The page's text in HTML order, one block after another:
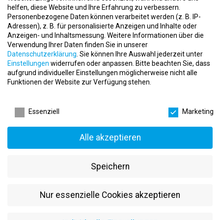
apartmentEMS-Lounge GmbH
place Öhringen
event
apartmentEMS-Lounge GmbH
Schwäbisch Hall
helfen, diese Website und Ihre Erfahrung zu verbessern.
Personenbezogene Daten können verarbeitet werden (z. B. IP-
Adressen), z. B. für personalisierte Anzeigen und Inhalte oder
Anzeigen- und Inhaltsmessung. Weitere Informationen über die
Verwendung Ihrer Daten finden Sie in unserer
Datenschutzerklärung. Sie können Ihre Auswahl jederzeit unter
Einstellungen widerrufen oder anpassen. Bitte beachten Sie, dass
aufgrund individueller Einstellungen möglicherweise nicht alle
Funktionen der Website zur Verfügung stehen.
Essenziell
Marketing
Alle akzeptieren
Speichern
Nur essenzielle Cookies akzeptieren